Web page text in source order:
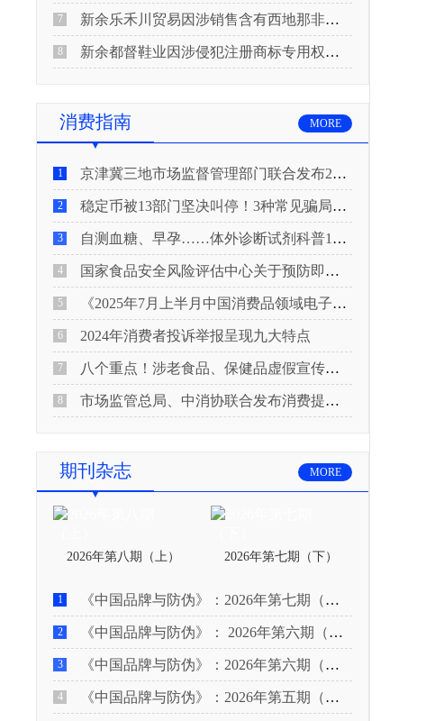
7 新余乐禾川贸易因涉销售含有西地那非的保健食品被查
8 新余都督鞋业因涉侵犯注册商标专用权被查
消费指南 MORE
1 京津冀三地市场监督管理部门联合发布2026年春节期间消费提示
2 稳定币被13部门坚决叫停！3种常见骗局“套路”曝光
3 自测血糖、早孕……体外诊断试剂科普10问来了！建议收藏
4 国家食品安全风险评估中心关于预防即食真空包装肉制品肉毒中毒的风险提示
5 《2025年7月上半月中国消费品领域电子电器行业产品质量投诉分析报告》
6 2024年消费者投诉举报呈现九大特点
7 八个重点！涉老食品、保健品虚假宣传识别技巧
8 市场监管总局、中消协联合发布消费提示：关注检测报告：果蔬安全的“通行证”
期刊杂志 MORE
2026年第八期（上） 2026年第七期（下）
1 《中国品牌与防伪》：2026年第七期（上）
2 《中国品牌与防伪》： 2026年第六期（下）
3 《中国品牌与防伪》：2026年第六期（上）
4 《中国品牌与防伪》：2026年第五期（下）